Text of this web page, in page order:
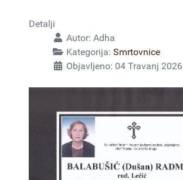
Detalji
Autor: Adha
Kategorija: Smrtovnice
Objavljeno: 04 Travanj 2026